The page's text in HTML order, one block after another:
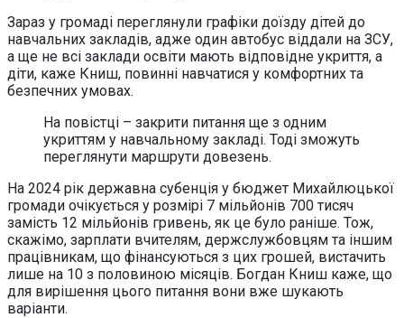
Зараз у громаді переглянули графіки доїзду дітей до
навчальних закладів, адже один автобус віддали на ЗСУ,
а ще не всі заклади освіти мають відповідне укриття, а
діти, каже Книш, повинні навчатися у комфортних та
безпечних умовах.
На повістці – закрити питання ще з одним
укриттям у навчальному закладі. Тоді зможуть
переглянути маршрути довезень.
На 2024 рік державна субенція у бюджет Михайлюцької
громади очікується у розмірі 7 мільйонів 700 тисяч
замість 12 мільйонів гривень, як це було раніше. Тож,
скажімо, зарплати вчителям, держслужбовцям та іншим
працівникам, що фінансуються з цих грошей, вистачить
лише на 10 з половиною місяців. Богдан Книш каже, що
для вирішення цього питання вони вже шукають
варіанти.